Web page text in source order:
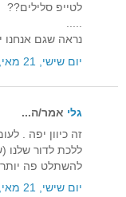
לטייפ סלילים??
.....
נראה שגם אנחנו
יום שישי, 21 מאי, 2010
גלי אמר/ה...
זה כיוון יפה .
ללכת לדור שלנו
להשתלט פה יותר
יום שישי, 21 מאי, 2010